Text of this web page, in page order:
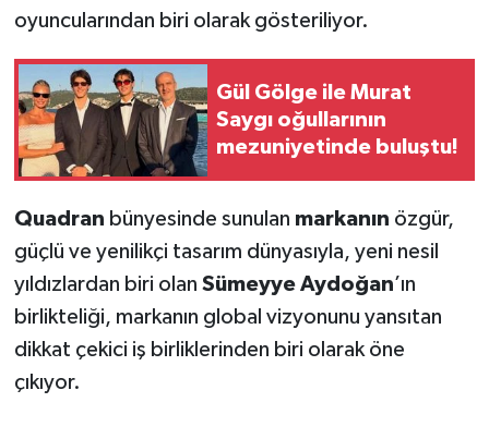
oyuncularından biri olarak gösteriliyor.
Gül Gölge ile Murat
Saygı oğullarının
mezuniyetinde buluştu!
Quadran bünyesinde sunulan markanın özgür,
güçlü ve yenilikçi tasarım dünyasıyla, yeni nesil
yıldızlardan biri olan Sümeyye Aydoğan’ın
birlikteliği, markanın global vizyonunu yansıtan
dikkat çekici iş birliklerinden biri olarak öne
çıkıyor.